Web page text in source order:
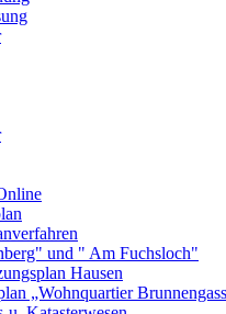
und " Am Fuchsloch"
Hausen
„Wohnquartier